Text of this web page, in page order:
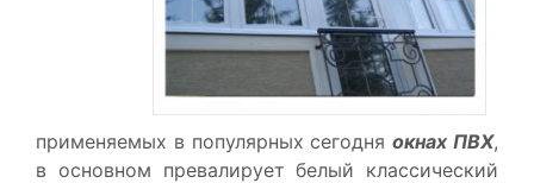
применяемых в популярных сегодняокнах ПВХ,
в основном превалирует белый классический